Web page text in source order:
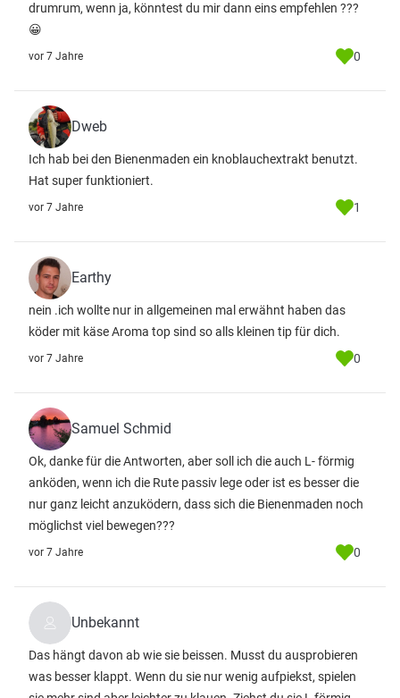
drumrum, wenn ja, könntest du mir dann eins empfehlen ???
😀
vor 7 Jahre 0
Dweb
Ich hab bei den Bienenmaden ein knoblauchextrakt benutzt.
Hat super funktioniert.
vor 7 Jahre 1
Earthy
nein .ich wollte nur in allgemeinen mal erwähnt haben das
köder mit käse Aroma top sind so alls kleinen tip für dich.
vor 7 Jahre 0
Samuel Schmid
Ok, danke für die Antworten, aber soll ich die auch L- förmig
anköden, wenn ich die Rute passiv lege oder ist es besser die
nur ganz leicht anzuködern, dass sich die Bienenmaden noch
möglichst viel bewegen???
vor 7 Jahre 0
Unbekannt
Das hängt davon ab wie sie beissen. Musst du ausprobieren
was besser klappt. Wenn du sie nur wenig aufpiekst, spielen